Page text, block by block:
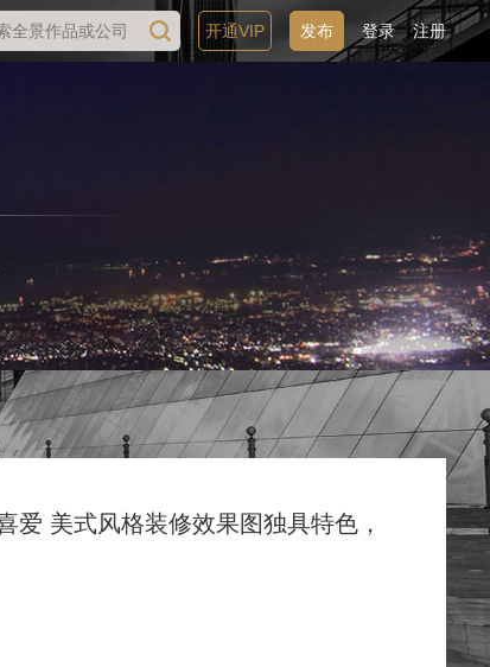
开通VIP 发布 登录 注册
爱 美式风格装修效果图独具特色，